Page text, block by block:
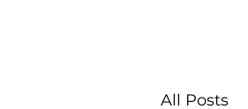
All Posts